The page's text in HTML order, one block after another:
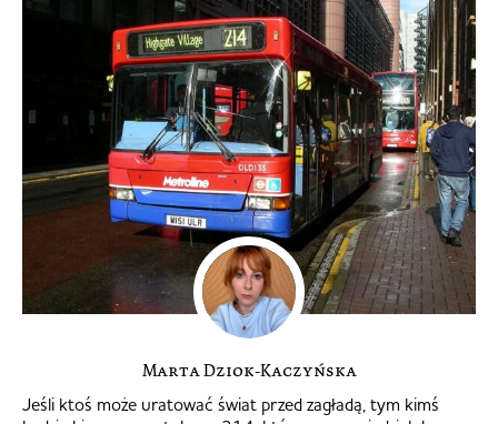
Marta Dziok-Kaczyńska
Jeśli ktoś może uratować świat przed zagładą, tym kimś